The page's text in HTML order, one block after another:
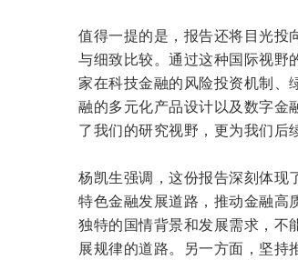
值得一提的是，报告还将目光投
与细致比较。通过这种国际视野
家在科技金融的风险投资机制、
融的多元化产品设计以及数字金
了我们的研究视野，更为我们后
杨凯生强调，这份报告深刻体现
特色金融发展道路，推动金融高
独特的国情背景和发展需求，不
展规律的道路。另一方面，坚